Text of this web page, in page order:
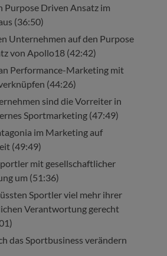
Purpose Driven Ansatz im
(36:50)
Unternehmen auf den Purpose
von Apollo18 (42:42)
Performance-Marketing mit
(44:26)
sind die Vorreiter in
Sportmarketing (47:49)
im Marketing auf
(49:49)
mit gesellschaftlicher
um (51:36)
Sportler viel mehr ihrer
Verantwortung gerecht
das Sportbusiness verändern